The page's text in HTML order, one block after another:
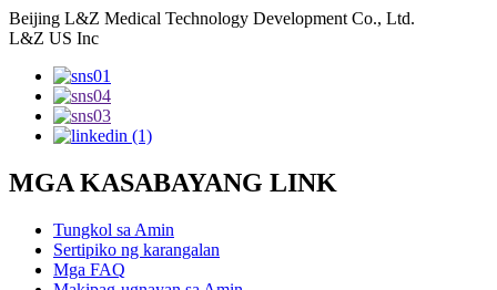
Beijing L&Z Medical Technology Development Co., Ltd.
L&Z US Inc
MGA KASABAYANG LINK
Tungkol sa Amin
Sertipiko ng karangalan
Mga FAQ